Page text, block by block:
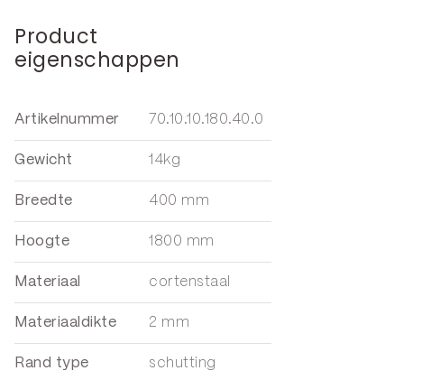
Product
eigenschappen
Artikelnummer 70.10.10.180.40.0
Gewicht 14kg
Breedte 400 mm
Hoogte 1800 mm
Materiaal cortenstaal
Materiaaldikte 2 mm
Rand type
schutting